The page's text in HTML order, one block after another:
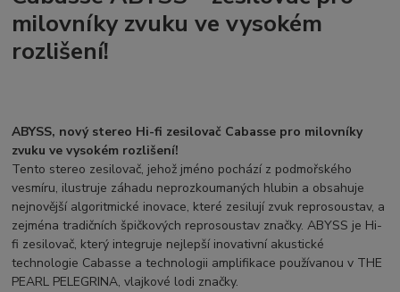
milovníky zvuku ve vysokém
rozlišení!
ABYSS, nový stereo Hi-fi zesilovač Cabasse pro milovníky
zvuku ve vysokém rozlišení!
Tento stereo zesilovač, jehož jméno pochází z podmořského
vesmíru, ilustruje záhadu neprozkoumaných hlubin a obsahuje
nejnovější algoritmické inovace, které zesilují zvuk reprosoustav, a
zejména tradičních špičkových reprosoustav značky. ABYSS je Hi-
fi zesilovač, který integruje nejlepší inovativní akustické
technologie Cabasse a technologii amplifikace používanou v THE
PEARL PELEGRINA, vlajkové lodi značky.